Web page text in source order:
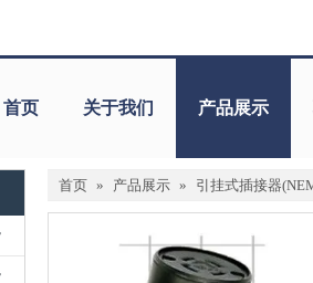
首页 关于我们 产品展示
首页 » 产品展示 » 引挂式插接器